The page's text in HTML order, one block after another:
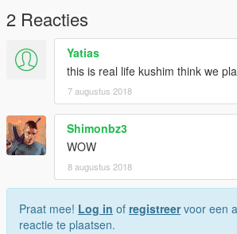
2 Reacties
Yatias
this is real life kushim think we
7 augustus 2018
Shimonbz3
WOW
8 augustus 2018
Praat mee! Log in of registreervoor een
reactie te plaatsen.